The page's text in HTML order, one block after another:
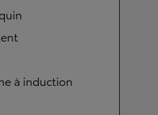
à induction